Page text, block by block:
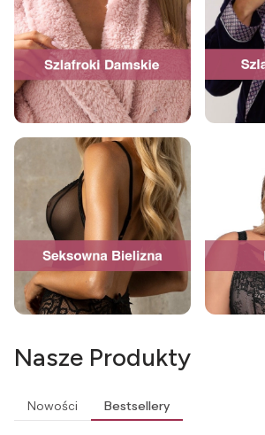
Nasze Produkty
Nowości Bestsellery